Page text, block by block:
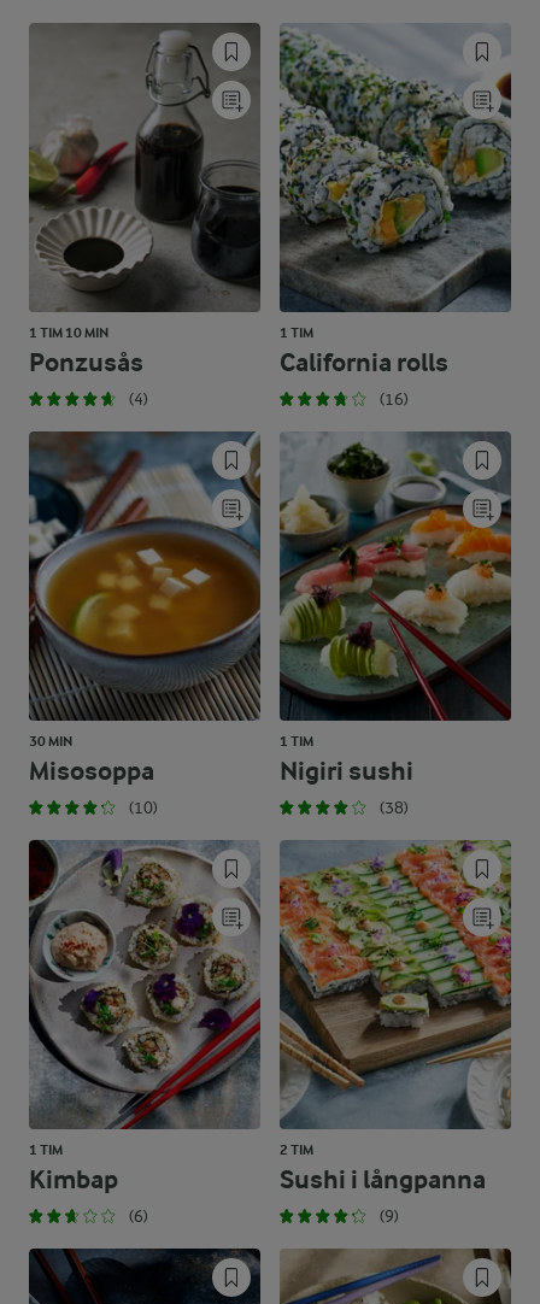
1 TIM 10 MIN
Ponzusås
(4)
1 TIM
California rolls
(16)
30 MIN
Misosoppa
(10)
1 TIM
Nigiri sushi
(38)
1 TIM
Kimbap
(6)
2 TIM
Sushi i långpanna
(9)